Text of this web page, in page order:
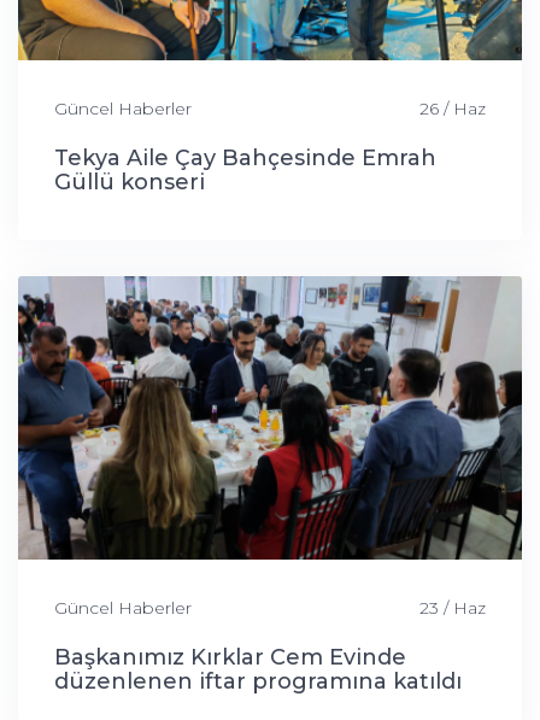
Güncel Haberler 26 / Haz
Tekya Aile Çay Bahçesinde Emrah
Güllü konseri
Güncel Haberler 23 / Haz
Başkanımız Kırklar Cem Evinde
düzenlenen iftar programına katıldı